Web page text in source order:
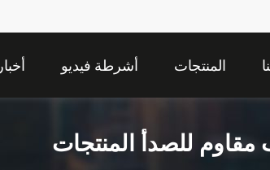
المنتجات أشرطة فيديو أخبار
مقاوم للصدأ المنتجات